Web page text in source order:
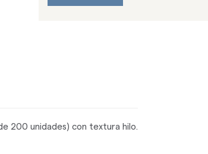
200 unidades) con textura hilo.